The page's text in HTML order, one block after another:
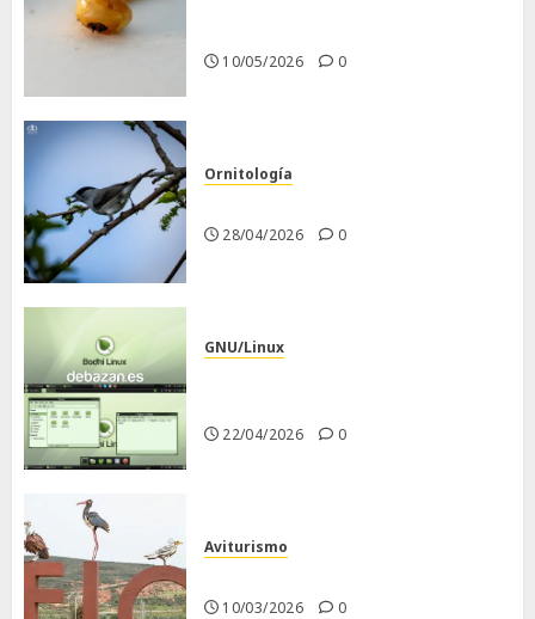
10/05/2026 0
Ornitología
28/04/2026 0
GNU/Linux
22/04/2026 0
Aviturismo
10/03/2026 0